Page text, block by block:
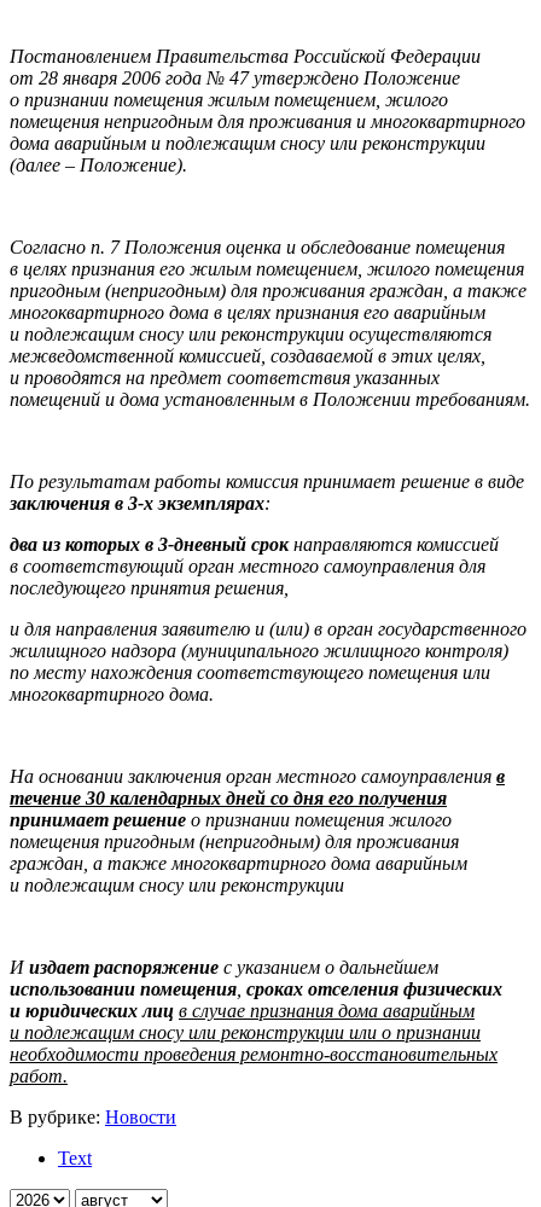
Постановлением Правительства Российской Федерации
от 28 января 2006 года № 47 утверждено Положение
о признании помещения жилым помещением, жилого
помещения непригодным для проживания и многоквартирного
дома аварийным и подлежащим сносу или реконструкции
(далее – Положение).
Согласно п. 7 Положения оценка и обследование помещения
в целях признания его жилым помещением, жилого помещения
пригодным (непригодным) для проживания граждан, а также
многоквартирного дома в целях признания его аварийным
и подлежащим сносу или реконструкции осуществляются
межведомственной комиссией, создаваемой в этих целях,
и проводятся на предмет соответствия указанных
помещений и дома установленным в Положении требованиям.
По результатам работы комиссия принимает решение в виде
заключения в 3‑х экземплярах:
два из которых в 3-дневный срокнаправляются комиссией
в соответствующий орган местного самоуправления для
последующего принятия решения,
и для направления заявителю и (или) в орган государственного
жилищного надзора (муниципального жилищного контроля)
по месту нахождения соответствующего помещения или
многоквартирного дома.
На основании заключения орган местного самоуправления в
течение 30 календарных дней со дня его получения
принимает решение о признании помещения жилого
помещения пригодным (непригодным) для проживания
граждан, а также многоквартирного дома аварийным
и подлежащим сносу или реконструкции
Ииздает распоряжение с указанием о дальнейшем
использовании помещения сроках отселения физических
и юридических лиц в случае признания дома аварийным
и подлежащим сносу или реконструкции или о признании
необходимости проведения ремонтно-восстановительных
работ.
В рубрике: Новости
Text